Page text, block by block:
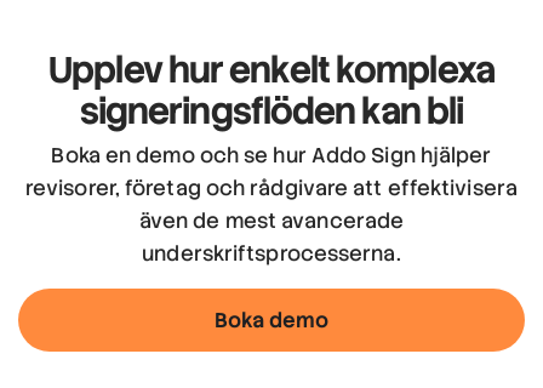
Upplev hur enkeltkomplexa
signeringsflöden kan bli
Boka en demo och se hur Addo Sign hjälper
revisorer, företag och rådgivare att effektivisera
även de mest avancerade
underskriftsprocesserna.
Boka demo